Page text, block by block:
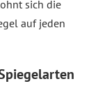
sich die
auf jeden